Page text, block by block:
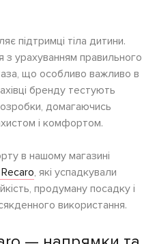
підтримці тіла дитини.
урахуванням правильного
що особливо важливо в
бренду тестують
домагаючись
і комфортом.
в нашому магазині
, які успадкували
продуману посадку і
використання.